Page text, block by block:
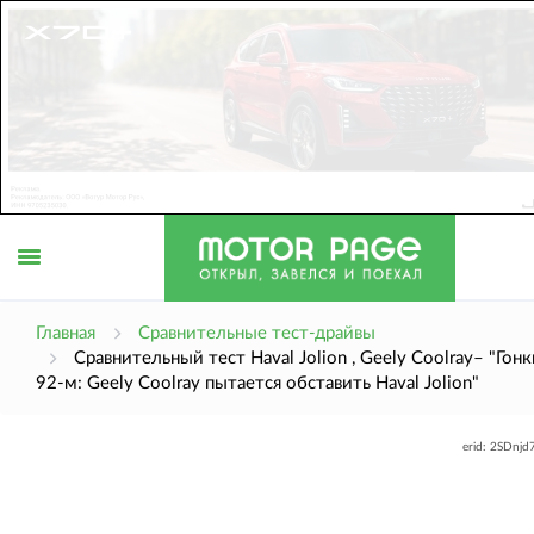
Главная
Сравнительные тест-драйвы
Сравнительный тест Haval Jolion , Geely Coolray–
92-м: Geely Coolray пытается обставить Haval Jolion"
erid: